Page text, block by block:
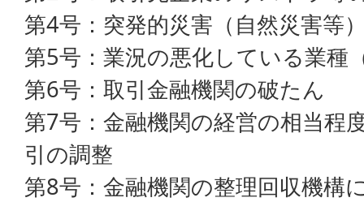
第4号：突発的災害（自然災害等
第5号：業況の悪化している業種
第6号：取引金融機関の破たん
第7号：金融機関の経営の相当程
引の調整
第8号：金融機関の整理回収機構